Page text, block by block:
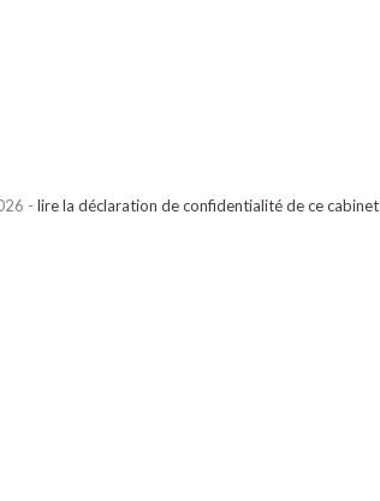
- lire la déclaration de confidentialité de ce cabinet